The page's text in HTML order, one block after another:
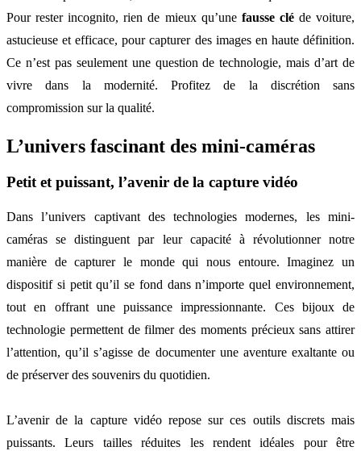
Pour rester incognito, rien de mieux qu’une fausse cléde voiture,
astucieuse et efficace, pour capturer des images en haute définition.
Ce n’est pas seulement une question de technologie, mais d’art de
vivre dans la modernité. Profitez de la discrétion sans
compromission sur la qualité.
L’univers fascinant des mini-caméras
Petit et puissant, l’avenir de la capture vidéo
Dans l’univers captivant des technologies modernes, les mini-
caméras se distinguent par leur capacité à révolutionner notre
manière de capturer le monde qui nous entoure. Imaginez un
dispositif si petit qu’il se fond dans n’importe quel environnement,
tout en offrant une puissance impressionnante. Ces bijoux de
technologie permettent de filmer des moments précieux sans attirer
l’attention, qu’il s’agisse de documenter une aventure exaltante ou
de préserver des souvenirs du quotidien.
L’avenir de la capture vidéo repose sur ces outils discrets mais
puissants. Leurs tailles réduites les rendent idéales pour être